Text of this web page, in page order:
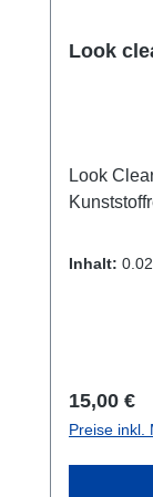
Look
Look
Inhalt:
15,00 €
Preise inkl.